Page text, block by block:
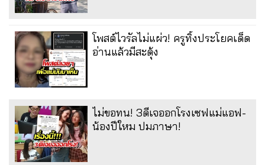
โพสต์ไวรัลไม่แผ่ว! ครูทิ้งประโยคเด็ด
อ่านแล้วมีสะดุ้ง
ไม่ขอทน! 3ดีเจออกโรงเซฟแม่แอฟ-
น้องปีใหม ปมภาษา!